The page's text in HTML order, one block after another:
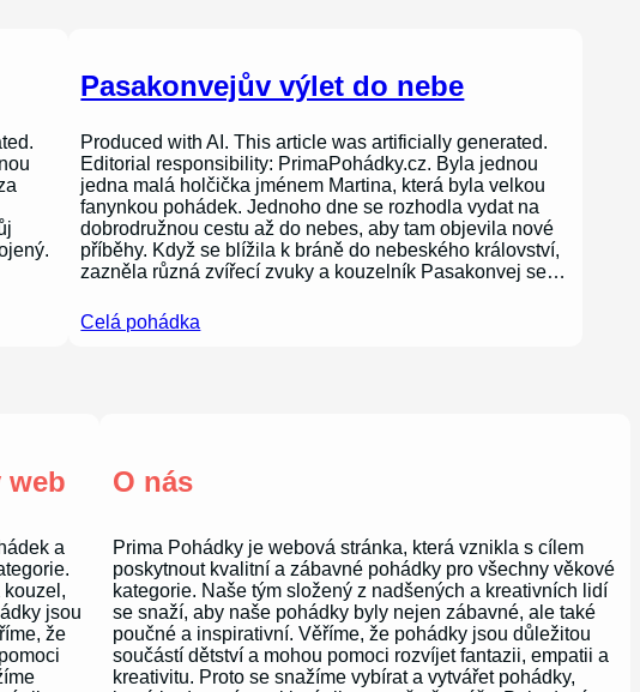
Pasakonvejův výlet do nebe
Produced with AI. This article was artificially generated.
Editorial responsibility: PrimaPohádky.cz. Byla jednou
jedna malá holčička jménem Martina, která byla velkou
fanynkou pohádek. Jednoho dne se rozhodla vydat na
dobrodružnou cestu až do nebes, aby tam objevila nové
příběhy. Když se blížila k bráně do nebeského království,
zazněla různá zvířecí zvuky a kouzelník Pasakonvej se…
Celá pohádka
web
a
kouzel,
jsou
že
O nás
Prima Pohádky je webová stránka, která vznikla s cílem
poskytnout kvalitní a zábavné pohádky pro všechny věkové
kategorie. Naše tým složený z nadšených a kreativních lidí
se snaží, aby naše pohádky byly nejen zábavné, ale také
poučné a inspirativní. Věříme, že pohádky jsou důležitou
součástí dětství a mohou pomoci rozvíjet fantazii, empatii a
kreativitu. Proto se snažíme vybírat a vytvářet pohádky,